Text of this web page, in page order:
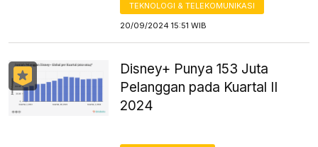
TEKNOLOGI & TELEKOMUNIKASI
20/09/2024 15:51 WIB
Disney+ Punya 153 Juta
Pelanggan pada Kuartal II
2024